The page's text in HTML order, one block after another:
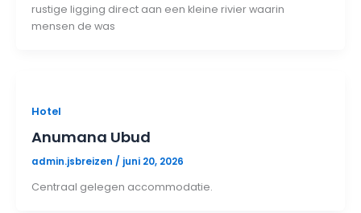
rustige ligging direct aan een kleine rivier waarin
mensen de was
Hotel
Anumana Ubud
admin.jsbreizen / juni 20, 2026
Centraal gelegen accommodatie.